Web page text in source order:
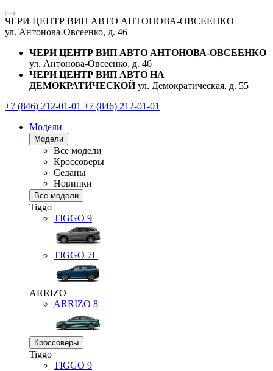
ЧЕРИ ЦЕНТР ВИП АВТО АНТОНОВА-ОВСЕЕНКО
ул. Антонова-Овсеенко, д. 46
ЧЕРИ ЦЕНТР ВИП АВТО АНТОНОВА-ОВСЕЕНКО
ул. Антонова-Овсеенко, д. 46
ЧЕРИ ЦЕНТР ВИП АВТО НА
ДЕМОКРАТИЧЕСКОЙ ул. Демократическая, д. 55
+7 (846) 212-01-01 +7 (846) 212-01-01
Модели
Модели
Все модели
Кроссоверы
Седаны
Новинки
Все модели
Tiggo
TIGGO 9
TIGGO 7L
ARRIZO
ARRIZO 8
Кроссоверы
Tiggo
TIGGO 9